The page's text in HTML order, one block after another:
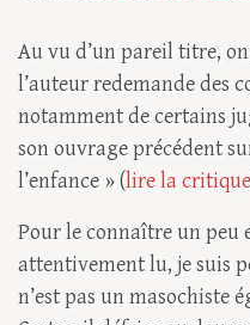
Au vu d’un pareil titre,
l’auteur redemande des
notamment de certains
son ouvrage précédent
l’enfance » (lire la critique
Pour le connaître un peu
attentivement lu, je suis
n’est pas un masochiste